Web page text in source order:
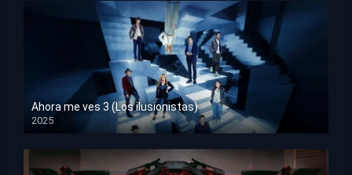
Ahora me ves 3 (Los ilusionistas)
2025
HD 1080p